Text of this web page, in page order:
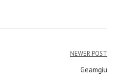
NEWER POST
Geamgiu